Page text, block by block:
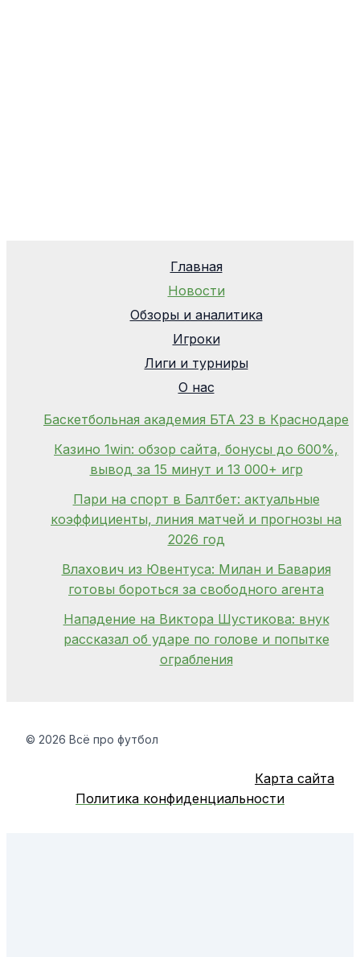
Главная
Новости
Обзоры и аналитика
Игроки
Лиги и турниры
О нас
Баскетбольная академия БТА 23 в Краснодаре
Казино 1win: обзор сайта, бонусы до 600%,
вывод за 15 минут и 13 000+ игр
Пари на спорт в Балтбет: актуальные
коэффициенты, линия матчей и прогнозы на
2026 год
Влахович из Ювентуса: Милан и Бавария
готовы бороться за свободного агента
Нападение на Виктора Шустикова: внук
рассказал об ударе по голове и попытке
ограбления
© 2026 Всё про футбол
Карта сайта
Политика конфиденциальности